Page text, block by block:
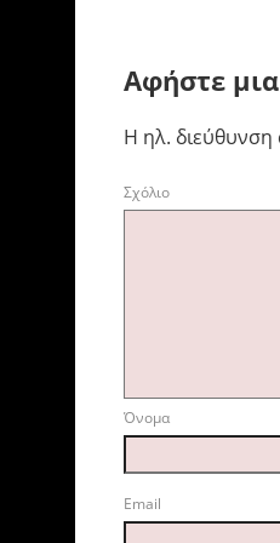
Αφήστε
Η ηλ. διεύθυνση